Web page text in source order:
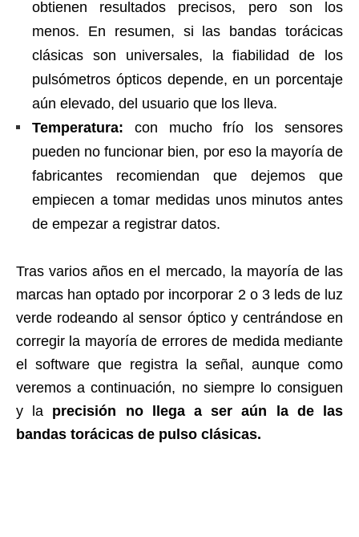
obtienen resultados precisos, pero son los
menos. En resumen, si las bandas torácicas
clásicas son universales, la fiabilidad de los
pulsómetros ópticos depende, en un porcentaje
aún elevado, del usuario que los lleva.
Temperatura: con mucho frío los sensores
pueden no funcionar bien, por eso la mayoría de
fabricantes recomiendan que dejemos que
empiecen a tomar medidas unos minutos antes
de empezar a registrar datos.
Tras varios años en el mercado, la mayoría de las
marcas han optado por incorporar 2 o 3 leds de luz
verde rodeando al sensor óptico y centrándose en
corregir la mayoría de errores de medida mediante
el software que registra la señal, aunque como
veremos a continuación, no siempre lo consiguen
y la precisión no llega a ser aún la de las
bandas torácicas de pulso clásicas.